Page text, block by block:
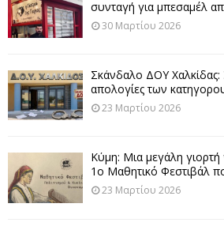
συνταγή για μπεσαμέλ
30 Μαρτίου 2026
Σκάνδαλο ΔΟΥ Χαλκίδας:
απολογίες των
23 Μαρτίου 2026
Κύμη: Μια μεγάλη γιορτή
1ο Μαθητικό Φεστιβάλ
23 Μαρτίου 2026